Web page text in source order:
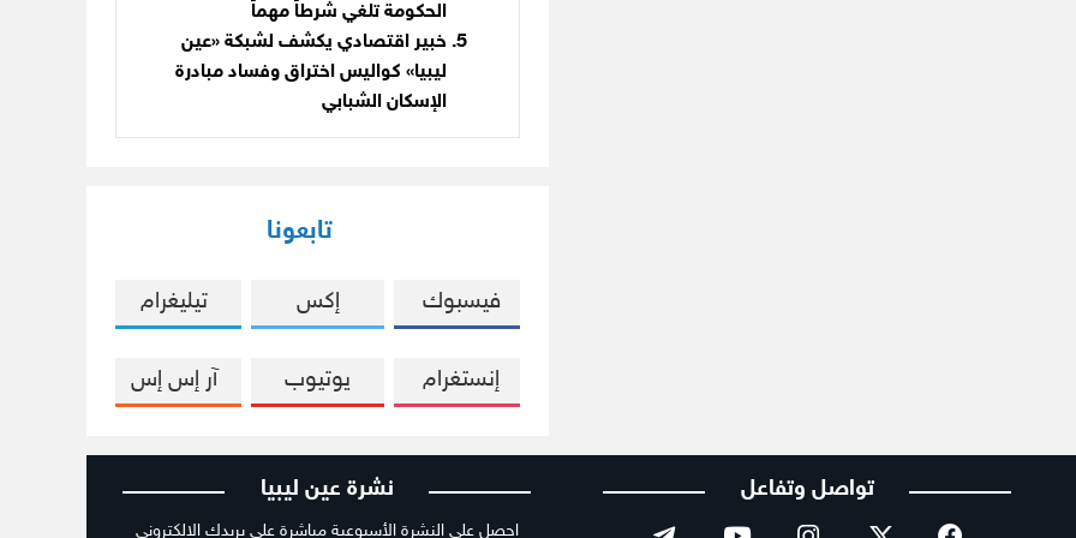
الحكومة تلغي شرطاً مهماً
خبير اقتصادي يكشف لشبكة «عين
ليبيا» كواليس اختراق وفساد مبادرة
الإسكان الشبابي
تابعونا
فيسبوك إكس تيليغرام
إنستغرام يوتيوب آر إس إس
تواصل وتفاعل نشرة عين ليبيا
احصل على النشرة الأسبوعية مباشرة على بريدك الالكتروني